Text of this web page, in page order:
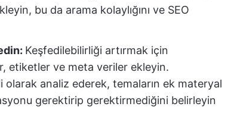
bu da arama kolaylığını ve SEO
Keşfedilebilirliği artırmak için
etiketler ve meta veriler ekleyin.
olarak analiz ederek, temaların ek materyal
gerektirip gerektirmediğini belirleyin